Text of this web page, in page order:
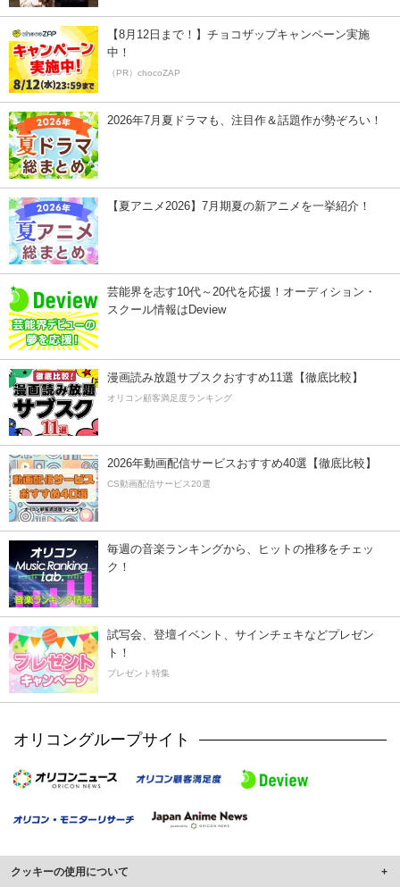
【8月12日まで！】チョコザップキャンペーン実施
中！
（PR）chocoZAP
2026年7月夏ドラマも、注目作＆話題作が勢ぞろい！
【夏アニメ2026】7月期夏の新アニメを一挙紹介！
芸能界を志す10代～20代を応援！オーディション・
スクール情報はDeview
漫画読み放題サブスクおすすめ11選【徹底比較】
オリコン顧客満足度ランキング
2026年動画配信サービスおすすめ40選【徹底比較】
CS動画配信サービス20選
毎週の音楽ランキングから、ヒットの推移をチェッ
ク！
試写会、登壇イベント、サインチェキなどプレゼン
ト！
プレゼント特集
オリコングループサイト
クッキーの使用について